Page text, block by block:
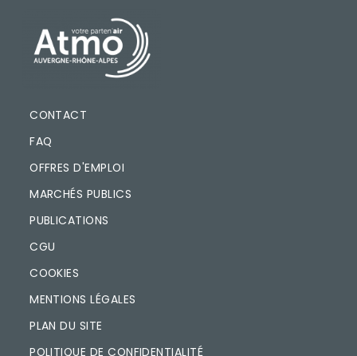
PIED DE PAGE
CONTACT
FAQ
OFFRES D'EMPLOI
MARCHÉS PUBLICS
PUBLICATIONS
CGU
COOKIES
MENTIONS LÉGALES
PLAN DU SITE
POLITIQUE DE CONFIDENTIALITÉ